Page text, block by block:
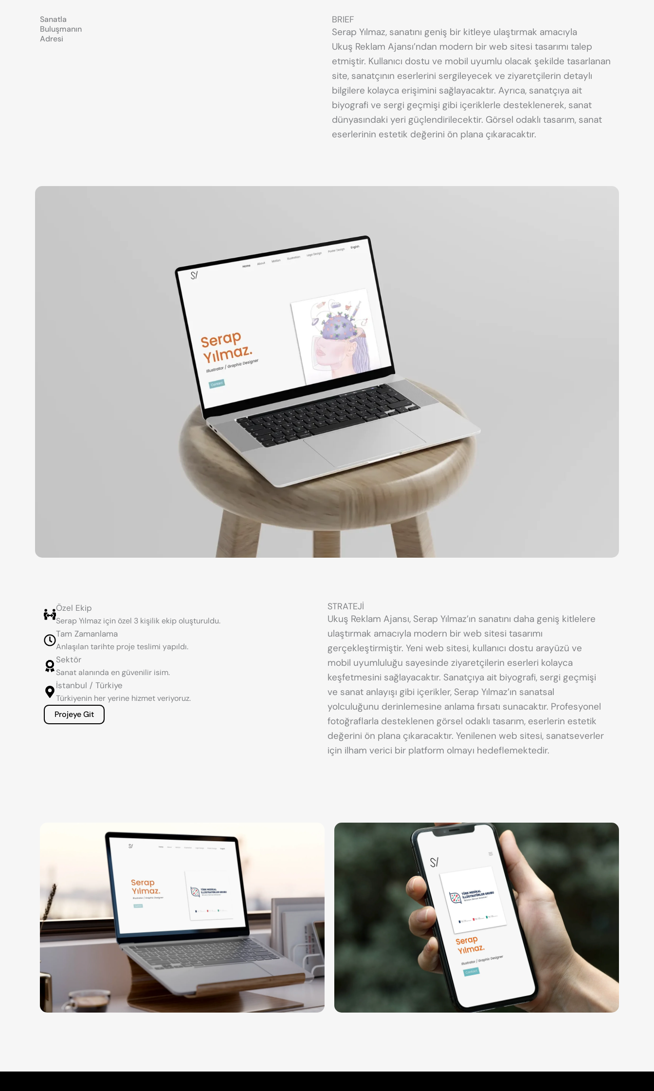
Sanatla
Buluşmanın
Adresi
BRIEF
Serap Yılmaz, sanatını geniş bir kitleye ulaştırmak amacıyla
Ukuş Reklam Ajansı’ndan modern bir web sitesi tasarımı talep
etmiştir. Kullanıcı dostu ve mobil uyumlu olacak şekilde tasarlanan
site, sanatçının eserlerini sergileyecek ve ziyaretçilerin detaylı
bilgilere kolayca erişimini sağlayacaktır. Ayrıca, sanatçıya ait
biyografi ve sergi geçmişi gibi içeriklerle desteklenerek, sanat
dünyasındaki yeri güçlendirilecektir. Görsel odaklı tasarım, sanat
eserlerinin estetik değerini ön plana çıkaracaktır.
Özel Ekip
Serap Yılmaz için özel 3 kişilik ekip oluşturuldu.
Tam Zamanlama
Anlaşılan tarihte proje teslimi yapıldı.
Sektör
Sanat alanında en güvenilir isim.
İstanbul / Türkiye
Türkiyenin her yerine hizmet veriyoruz.
Projeye Git
STRATEJİ
Ukuş Reklam Ajansı, Serap Yılmaz’ın sanatını daha geniş kitlelere
ulaştırmak amacıyla modern bir web sitesi tasarımı
gerçekleştirmiştir. Yeni web sitesi, kullanıcı dostu arayüzü ve
mobil uyumluluğu sayesinde ziyaretçilerin eserleri kolayca
keşfetmesini sağlayacaktır. Sanatçıya ait biyografi, sergi geçmişi
ve sanat anlayışı gibi içerikler, Serap Yılmaz’ın sanatsal
yolculuğunu derinlemesine anlama fırsatı sunacaktır. Profesyonel
fotoğraflarla desteklenen görsel odaklı tasarım, eserlerin estetik
değerini ön plana çıkaracaktır. Yenilenen web sitesi, sanatseverler
için ilham verici bir platform olmayı hedeflemektedir.